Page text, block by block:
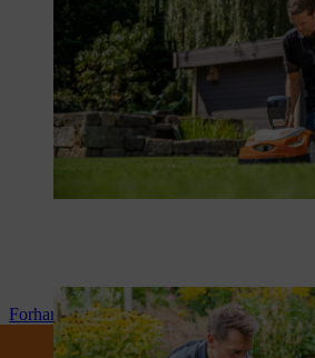
Forhandlerservice til iMOW®